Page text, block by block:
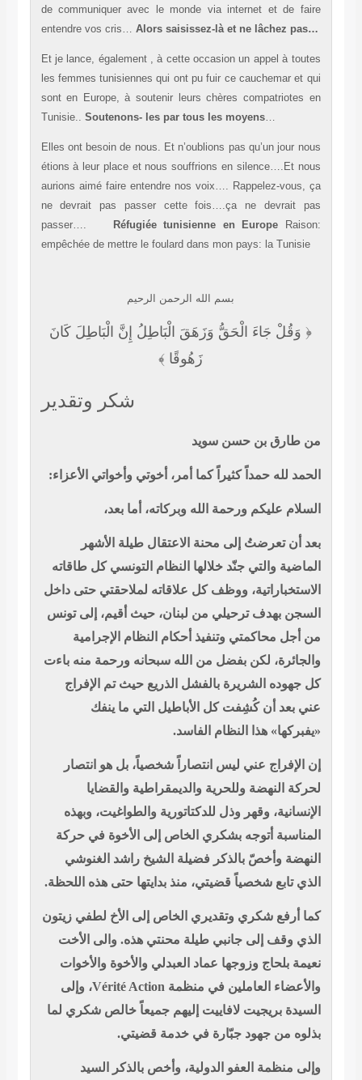
de communiquer avec le monde via internet et de faire
entendre vos cris… Alors saisissez-là et ne lâchez pas…
Et je lance, également , à cette occasion un appel à toutes
les femmes tunisiennes qui ont pu fuir ce cauchemar et qui
sont en Europe, à soutenir leurs chères compatriotes en
Tunisie.. Soutenons- les par tous les moyens…
Elles ont besoin de nous. Et n’oublions pas qu’un jour nous
étions à leur place et nous souffrions en silence….Et nous
aurions aimé faire entendre nos voix…. Rappelez-vous, ça
ne devrait pas passer cette fois….ça ne devrait pas
passer….
Réfugiée tunisienne en Europe
Raison:
empêchée de mettre le foulard dans mon pays: la Tunisie
بسم الله الرحمن الرحيم
﴿ وَقُلْ جَاءَ الْحَقُّ وَزَهَقَ الْبَاطِلُ إِنَّ الْبَاطِلَ كَانَ
زَهُوقًا ﴾
شكر وتقدير
من طارق بن حسن سويد
الحمد لله حمداً كثيراً كما أمر، أخوتي وأخواتي الأعزاء:
السلام عليكم ورحمة الله وبركاته، أما بعد،
بعد أن تعرضتُ إلى محنة الاعتقال طيلة الأشهر
الماضية والتي جنّد خلالها النظام التونسي كل طاقاته
الاستخباراتية، ووظف كل علاقاته لملاحقتي حتى داخل
السجن بهدف ترحيلي من لبنان، حيث أقيم، إلى تونس
من أجل محاكمتي وتنفيذ أحكام النظام الإجرامية
والجائرة، لكن بفضل من الله سبحانه ورحمة منه باءت
كل جهوده الشريرة بالفشل الذريع حيث تم الإفراج
عني بعد أن كُشِفت كل الأباطيل التي ما ينفك
«يفبركها» هذا النظام الفاسد.
إن الإفراج عني ليس انتصاراً شخصياً، بل هو انتصار
لحركة النهضة وللحرية والديمقراطية والقضايا
الإنسانية، وقهر وذل للدكتاتورية والطواغيت، وبهذه
المناسبة أتوجه بشكري الخاص إلى الأخوة في حركة
النهضة وأخصّ بالذكر فضيلة الشيخ راشد الغنوشي
الذي تابع شخصياً قضيتي، منذ بدايتها حتى هذه اللحظة.
كما أرفع شكري وتقديري الخاص إلى الأخ لطفي زيتون
الذي وقف إلى جانبي طيلة محنتي هذه. والى الأخت
نعيمة بلحاج وزوجها عماد العبدلي والأخوة والأخوات
والأعضاء العاملين في منظمة Vérité Action، وإلى
السيدة بريجيت لافاييت إليهم جميعاً خالص شكري لما
بذلوه من جهود جبّارة في خدمة قضيتي.
وإلى منظمة العفو الدولية، وأخص بالذكر السيد